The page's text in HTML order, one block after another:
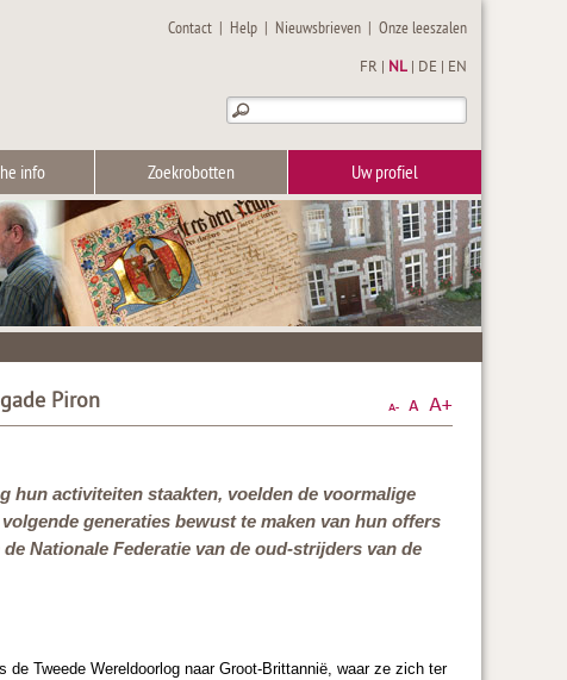
Contact | Help | Nieuwsbrieven |Onze leeszalen
FR NL DE EN
info Zoekrobotten Uw profiel
Piron
hun activiteiten staakten, voelden de voormalige
generaties bewust te maken van hun offers
Nationale Federatie van de oud-strijders van de
Tweede Wereldoorlog naar Groot-Brittannië, waar ze zich ter